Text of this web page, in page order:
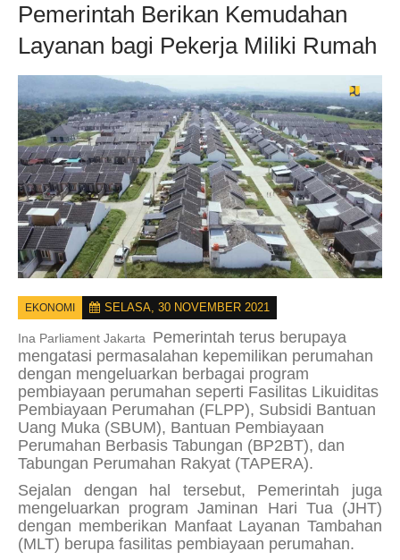
Pemerintah Berikan Kemudahan
Layanan bagi Pekerja Miliki Rumah
EKONOMI SELASA, 30 NOVEMBER 2021
Ina Parliament Jakarta Pemerintah terus berupaya
mengatasi permasalahan kepemilikan perumahan
dengan mengeluarkan berbagai program
pembiayaan perumahan seperti Fasilitas Likuiditas
Pembiayaan Perumahan (FLPP), Subsidi Bantuan
Uang Muka (SBUM), Bantuan Pembiayaan
Perumahan Berbasis Tabungan (BP2BT), dan
Tabungan Perumahan Rakyat (TAPERA).
Sejalan dengan hal tersebut, Pemerintah juga
mengeluarkan program Jaminan Hari Tua (JHT)
dengan memberikan Manfaat Layanan Tambahan
(MLT) berupa fasilitas pembiayaan perumahan.